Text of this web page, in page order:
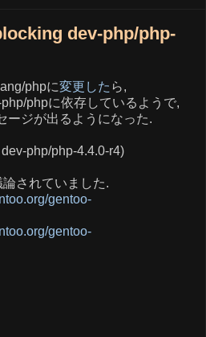
dev-php/php-
phpに変更した ら,
phpに依存しているようで,
ージが出るようになった.
php/php-4.4.0-r4)
されていました.
gentoo-
gentoo-